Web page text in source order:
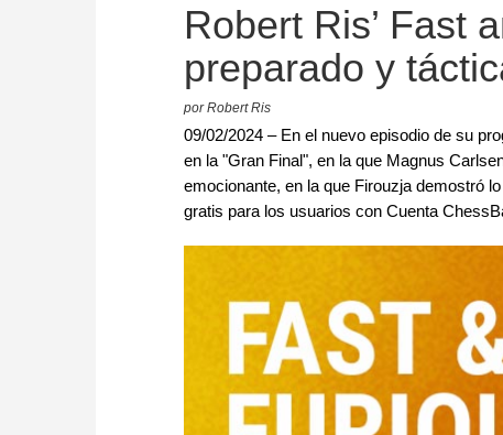
Robert Ris’ Fast
preparado y
por Robert Ris
09/02/2024 – En el nuevo episodio de su
en la "Gran Final", en la que Magnus
emocionante, en la que Firouzja demostró
gratis para los usuarios con Cuenta